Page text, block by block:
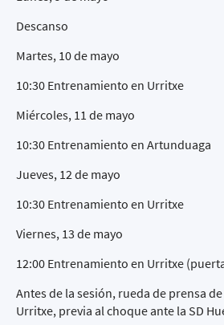
Descanso
Martes, 10 de mayo
10:30 Entrenamiento en Urritxe
Miércoles, 11 de mayo
10:30 Entrenamiento en Artunduaga
Jueves, 12 de mayo
10:30 Entrenamiento en Urritxe
Viernes, 13 de mayo
12:00 Entrenamiento en Urritxe
Antes de la sesión, rueda de prensa
Urritxe, previa al choque ante la SD